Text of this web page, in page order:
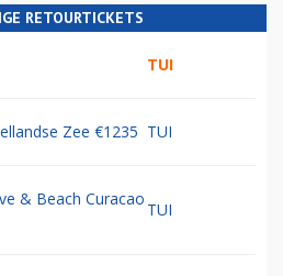
RETOURTICKETS
TUI
Zee €1235 TUI
& Beach Curacao
TUI